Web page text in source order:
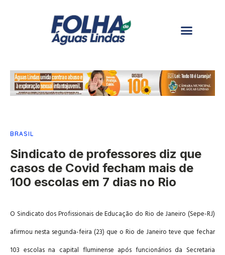
BRASIL
Sindicato de professores diz que
casos de Covid fecham mais de
100 escolas em 7 dias no Rio
O Sindicato dos Profissionais de Educação do Rio de Janeiro (Sepe-RJ)
afirmou nesta segunda-feira (23) que o Rio de Janeiro teve que fechar
103 escolas na capital fluminense após funcionários da Secretaria